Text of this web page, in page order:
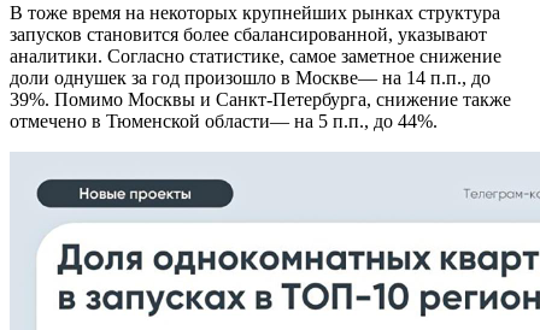
В тоже время на некоторых крупнейших рынках структура
запусков становится более сбалансированной, указывают
аналитики. Согласно статистике, самое заметное снижение
доли однушек за год произошло в Москве— на 14 п.п., до
39%. Помимо Москвы и Санкт-Петербурга, снижение также
отмечено в Тюменской области— на 5 п.п., до 44%.